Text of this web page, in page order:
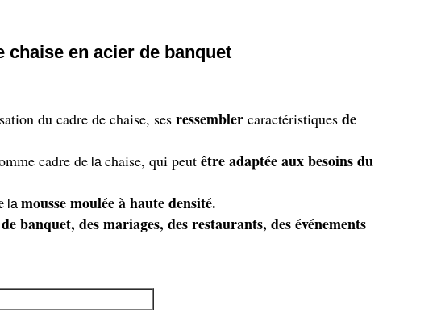
chaise en acier de banquet
du cadre de chaise, ses ressembler caractéristiques de
cadre de la chaise, qui peut être adaptée aux besoins du
la mousse moulée à haute densité.
banquet, des mariages, des restaurants, des événements